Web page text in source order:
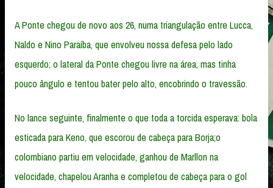
A Ponte chegou de novo aos 26, numa triangulação entre Lucca,
Naldo e Nino Paraíba, que envolveu nossa defesa pelo lado
esquerdo; o lateral da Ponte chegou livre na área, mas tinha
pouco ângulo e tentou bater pelo alto, encobrindo o travessão.
No lance seguinte, finalmente o que toda a torcida esperava: bola
esticada para Keno, que escorou de cabeça para Borja;o
colombiano partiu em velocidade, ganhou de Marllon na
velocidade, chapelou Aranha e completou de cabeça para o gol